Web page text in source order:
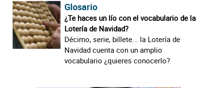
Glosario
¿Te haces un lío con el vocabulario de la
Lotería de Navidad?
Décimo, serie, billete... la Lotería de
Navidad cuenta con un amplio
vocabulario ¿quieres conocerlo?